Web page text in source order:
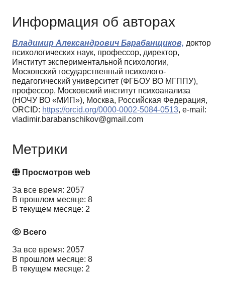
Информация об авторах
Владимир Александрович Барабанщиков, доктор
психологических наук, профессор, директор,
Институт экспериментальной психологии,
Московский государственный психолого-
педагогический университет (ФГБОУ ВО МГППУ),
профессор, Московский институт психоанализа
(НОЧУ ВО «МИП»), Москва, Российская Федерация,
ORCID: https://orcid.org/0000-0002-5084-0513, e-mail:
vladimir.barabanschikov@gmail.com
Метрики
Просмотров web
За все время: 2057
В прошлом месяце: 8
В текущем месяце: 2
Всего
За все время: 2057
В прошлом месяце: 8
В текущем месяце: 2